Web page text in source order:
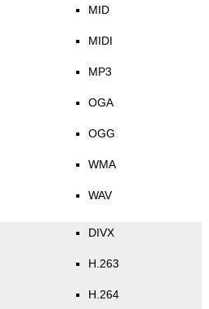
MID
MIDI
MP3
OGA
OGG
WMA
WAV
DIVX
H.263
H.264